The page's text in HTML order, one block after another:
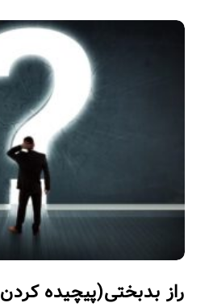
راز بدبختی(پیچیده